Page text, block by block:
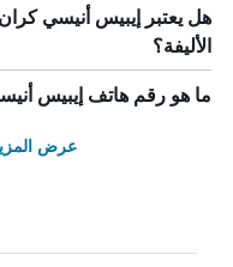
هل يعتبر إيبيس أنيسي
الأليفة؟
ما هو رقم هاتف إيبيس
عرض